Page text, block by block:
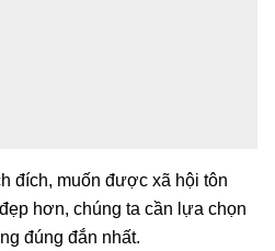
đích, muốn được xã hội tôn
hơn, chúng ta cần lựa chọn
đúng đắn nhất.